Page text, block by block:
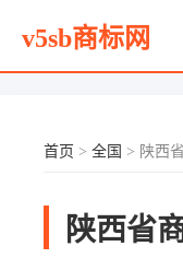
v5sb商标网
首页 > 全国 > 陕西省
陕西省